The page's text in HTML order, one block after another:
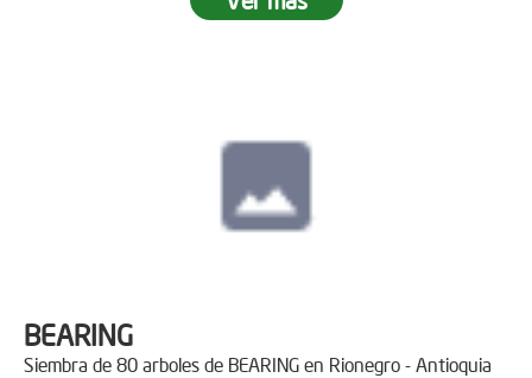
BEARING
Siembra de 80 arboles de BEARING en Rionegro - Antioquia